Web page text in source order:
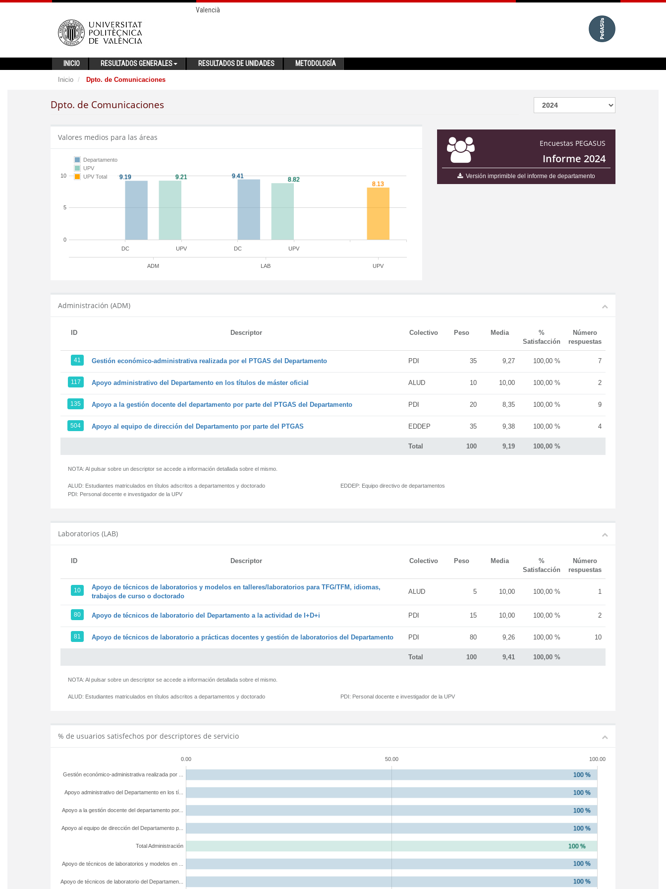
Valencià
INICIO RESULTADOS GENERALES RESULTADOS DE UNIDADES METODOLOGÍA
Inicio Dpto. de Comunicaciones
Dpto. de Comunicaciones
Encuestas PEGASUS
Informe 2024
Versión imprimible del informe de departamento
Valores medios para las áreas
DC DC
UPV UPV
ADM LAB UPV
0
5
10
Departamento
UPV
UPV Total
Administración (ADM)
ID Descriptor Colectivo Peso Media
%
Satisfacción
Número
respuestas
Total 100 9,19 100,00 %
41 Gestión económico-administrativa realizada por el PTGAS del Departamento PDI 35 9,27 100,00 % 7
117 Apoyo administrativo del Departamento en los títulos de máster oficial ALUD 10 10,00 100,00 % 2
135 Apoyo a la gestión docente del departamento por parte del PTGAS del Departamento PDI 20 8,35 100,00 % 9
504 Apoyo al equipo de dirección del Departamento por parte del PTGAS EDDEP 35 9,38 100,00 % 4
NOTA: Al pulsar sobre un descriptor se accede a información detallada sobre el mismo.
ALUD: Estudiantes matriculados en títulos adscritos a departamentos y doctorado
PDI: Personal docente e investigador de la UPV
EDDEP: Equipo directivo de departamentos
Laboratorios (LAB)
ID Descriptor Colectivo Peso Media
%
Satisfacción
Número
respuestas
Total 100 9,41 100,00 %
10
Apoyo de técnicos de laboratorios y modelos en talleres/laboratorios para TFG/TFM, idiomas,
trabajos de curso o doctorado
ALUD 5 10,00 100,00 % 1
80 Apoyo de técnicos de laboratorio del Departamento a la actividad de I+D+i PDI 15 10,00 100,00 % 2
81 Apoyo de técnicos de laboratorio a prácticas docentes y gestión de laboratorios del Departamento PDI 80 9,26 100,00 % 10
NOTA: Al pulsar sobre un descriptor se accede a información detallada sobre el mismo.
ALUD: Estudiantes matriculados en títulos adscritos a departamentos y doctorado PDI: Personal docente e investigador de la UPV
% de usuarios satisfechos por descriptores de servicio
0.00 50.00 100.00
Apoyo de técnicos de laboratorio del Departamen...
Apoyo de técnicos de laboratorios y modelos en ...
Total Administración
Apoyo al equipo de dirección del Departamento p...
Apoyo a la gestión docente del departamento por...
Apoyo administrativo del Departamento en los tí...
Gestión económico-administrativa realizada por ...